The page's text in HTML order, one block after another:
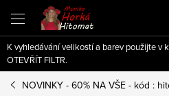
obsah
K vyhledávání velikostí a barev použijte v
OTEVŘÍT FILTR.
NOVINKY - 60% NA VŠE - kód :